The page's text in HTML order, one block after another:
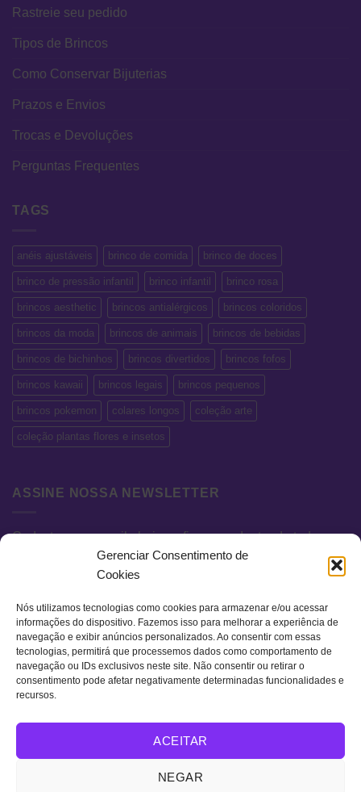
Gerenciar Consentimento de
Cookies
Nós utilizamos tecnologias como cookies para armazenar e/ou acessar
informações do dispositivo. Fazemos isso para melhorar a experiência de
navegação e exibir anúncios personalizados. Ao consentir com essas
tecnologias, permitirá que processemos dados como comportamento de
navegação ou IDs exclusivos neste site. Não consentir ou retirar o
consentimento pode afetar negativamente determinadas funcionalidades e
recursos.
ACEITAR
NEGAR
Rastreie seu pedido
Tipos de Brincos
Como Conservar Bijuterias
Prazos e Envios
Trocas e Devoluções
Perguntas Frequentes
TAGS
anéis ajustáveis brinco de comida brinco de doces
brinco de pressão infantil brinco infantil brinco rosa
brincos aesthetic brincos antialérgicos brincos coloridos
brincos da moda brincos de animais brincos de bebidas
brincos de bichinhos brincos divertidos brincos fofos
brincos kawaii brincos legais brincos pequenos
brincos pokemon colares longos coleção arte
coleção plantas flores e insetos
ASSINE NOSSA NEWSLETTER
Cadastre seu e-mail abaixo e fique por dentro de todas as
novidades e promoções exclusivas.
Visa MasterCard
FAQ
CONTATO